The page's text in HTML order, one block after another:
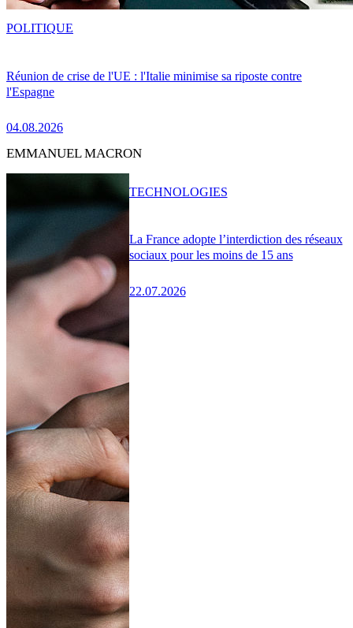
Réunion de crise de l'UE : l'Italie minimise sa riposte contre
l'Espagne
04.08.2026
POLITIQUE
EMMANUEL MACRON
La France adopte l’interdiction des réseaux
sociaux pour les moins de 15 ans
22.07.2026
TECHNOLOGIES